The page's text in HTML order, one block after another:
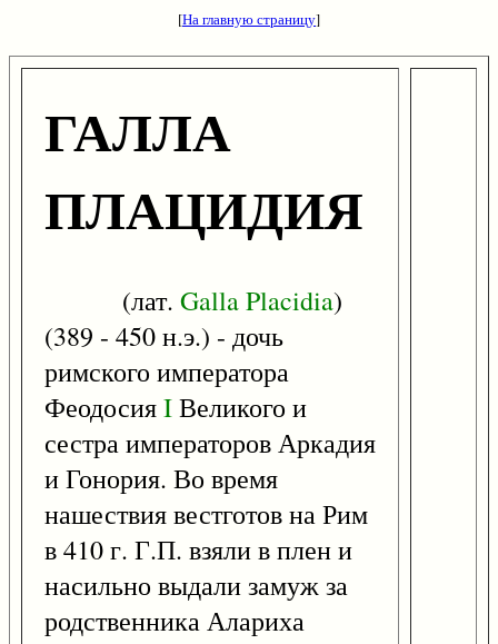
[На главную страницу]
ГАЛЛА
ПЛАЦИДИЯ
(лат. GallaPlacidia)
(389 - 450 н.э.) - дочь
римского императора
ФеодосияIВеликого и
сестра императоров Аркадия
и Гонория. Во время
нашествия вестготов на Рим
в 410 г. Г.П. взяли в плен и
насильно выдали замуж за
родственника Алариха